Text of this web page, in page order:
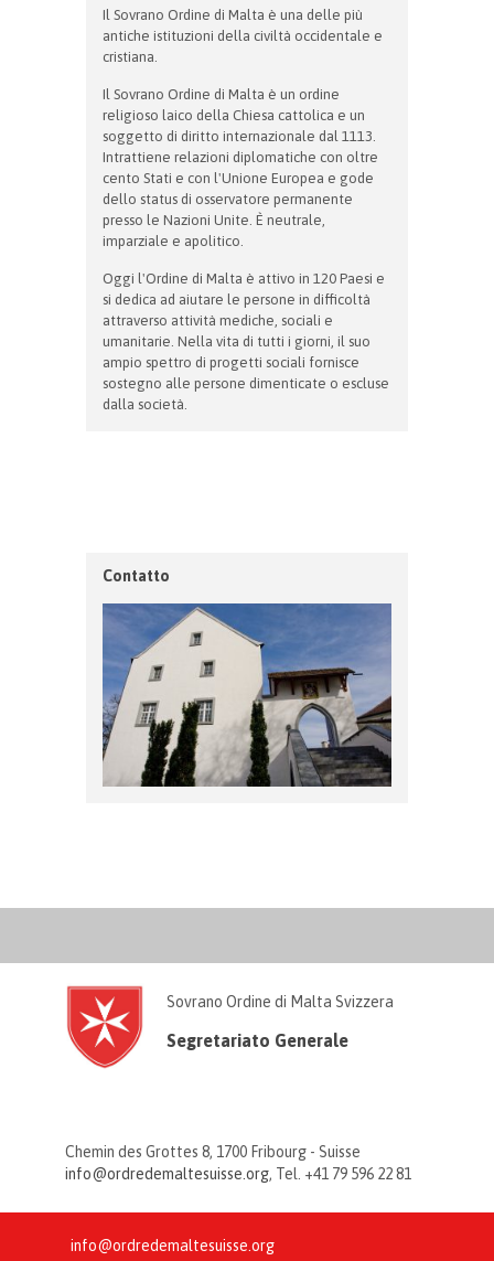
Il Sovrano Ordine di Malta è una delle più
antiche istituzioni della civiltà occidentale e
cristiana.
Il Sovrano Ordine di Malta è un ordine
religioso laico della Chiesa cattolica e un
soggetto di diritto internazionale dal 1113.
Intrattiene relazioni diplomatiche con oltre
cento Stati e con l'Unione Europea e gode
dello status di osservatore permanente
presso le Nazioni Unite. È neutrale,
imparziale e apolitico.
Oggi l'Ordine di Malta è attivo in 120 Paesi e
si dedica ad aiutare le persone in difficoltà
attraverso attività mediche, sociali e
umanitarie. Nella vita di tutti i giorni, il suo
ampio spettro di progetti sociali fornisce
sostegno alle persone dimenticate o escluse
dalla società.
Contatto
Sovrano Ordine di Malta Svizzera
Segretariato Generale
Chemin des Grottes 8, 1700 Fribourg - Suisse
info@ordredemaltesuisse.org, Tel. +41 79 596 22 81
info@ordredemaltesuisse.org